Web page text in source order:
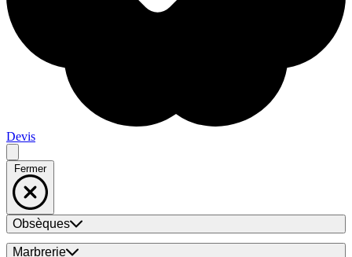
Devis
Fermer
Obsèques
Marbrerie